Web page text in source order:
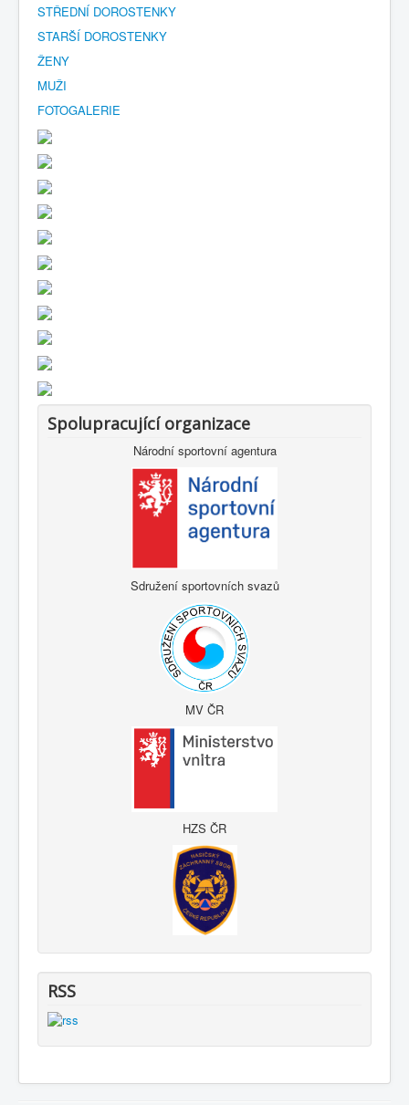
STŘEDNÍ DOROSTENKY
STARŠÍ DOROSTENKY
ŽENY
MUŽI
FOTOGALERIE
Spolupracující organizace
Národní sportovní agentura
Sdružení sportovních svazů
MV ČR
HZS ČR
RSS